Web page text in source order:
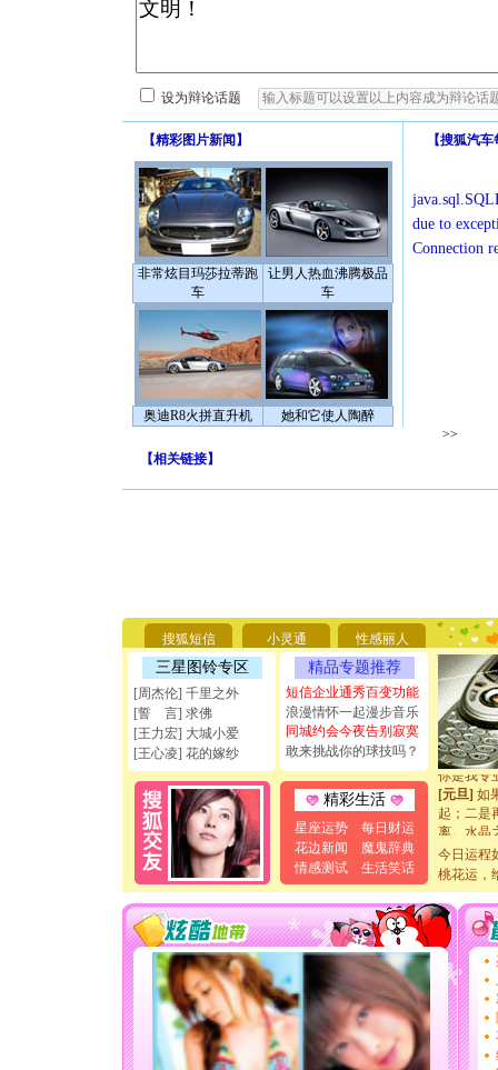
设为辩论话题
【精彩图片新闻 】
非常炫目玛莎拉蒂跑
车
让男人热血沸腾极品
车
奥迪R8火拼直升机 她和它使人陶醉
【搜狐汽车
due to
Connection
>>
【相关链接】
搜狐短信 小灵通 性感丽人
三星图铃专区
[周杰伦] 千里之外
[誓 言] 求佛
[王力宏] 大城小爱
[王心凌] 花的嫁纱
精品专题推荐
短信企业通秀百变功能
浪漫情怀一起漫步音乐
同城约会今夜告别寂寞
敢来挑战你的球技吗？
精彩生活
星座运势
每日财运
花边新闻
魔鬼辞典
情感测试
生活笑话
要平安！
[圣诞节]
能正大光
天都要快
[圣诞节]
如意,快
[元旦]看
断电。爱
你是我专
[元旦] 如
起；二是
离。水晶
[元旦]
当
泣，这
卖了。水
[春节]风
颜！冬去
道一声
[春节]
传
片叶子
送你一
[圣诞节]
你太多
要平安
今日运程
桃花运，